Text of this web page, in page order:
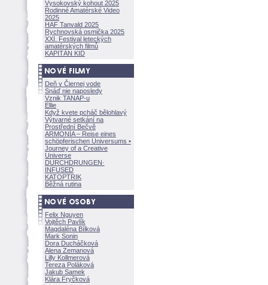
Vysokovský kohout 2025
Rodinné Amatérské Video
2025
HAF Tanvald 2025
Rychnovská osmička 2025
XXI. Festival leteckých
amatérských filmů
KAPITÁN KID
Deň v Čiernej vode
Snáď nie naposledy
Vznik TANAP-u
Ellie
Když kvete pcháč bělohlavý
Výtvarné setkání na
Prostřední Bečvě
ARMONÍA – Reise eines
schöpferischen Universums •
Journey of a Creative
Universe
DURCHDRUNGEN·
INFUSED
KATOPTRIK
Běžná rutina
Felix Nguyen
Vojtěch Pavlík
Magdaléna Bílkov
Mark Sonin
Dora Ducháčkov
Alena Zemanov
Lilly Kollmerov
Tereza Polákov
Jakub Samek
Klára Fryčkov